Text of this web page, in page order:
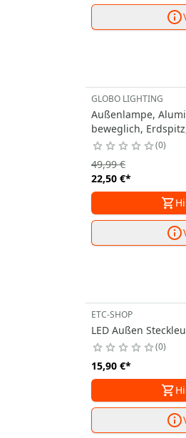
GLOBO LIGHTING
Außenlampe,
beweglich,
0
22,50 €*
49,99 €
ETC-SHOP
LED Außen
0
15,90 €*